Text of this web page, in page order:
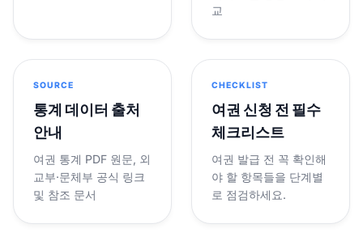
교
SOURCE
통계 데이터 출처
안내
여권 통계 PDF 원문, 외
교부·문체부 공식 링크
및 참조 문서
CHECKLIST
여권 신청 전 필수
체크리스트
여권 발급 전 꼭 확인해
야 할 항목들을 단계별
로 점검하세요.